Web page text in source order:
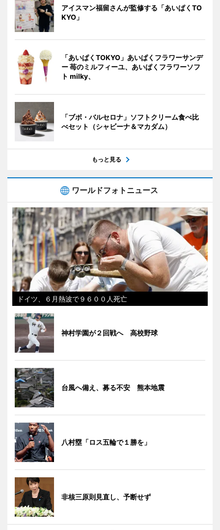
アイスマン福留さんが監修する「あいぱくTO
KYO」
「あいぱくTOKYO」あいぱくフラワーサンデ
ー 苺のミルフィーユ、あいぱくフラワーソフ
ト milky、
「ブボ・バルセロナ」ソフトクリーム食べ比
べセット（シャビーナ＆マカダム）
もっと見る
ワールドフォトニュース
ドイツ、６月熱波で９６００人死亡
神村学園が２回戦へ 高校野球
台風へ備え、募る不安 熊本地震
八村塁「ロス五輪で１勝を」
非核三原則見直し、予断せず